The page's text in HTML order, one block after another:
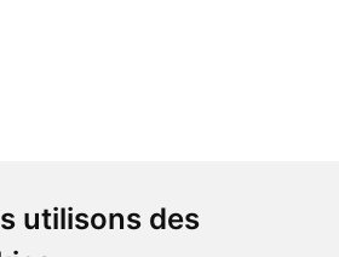
utilisons des